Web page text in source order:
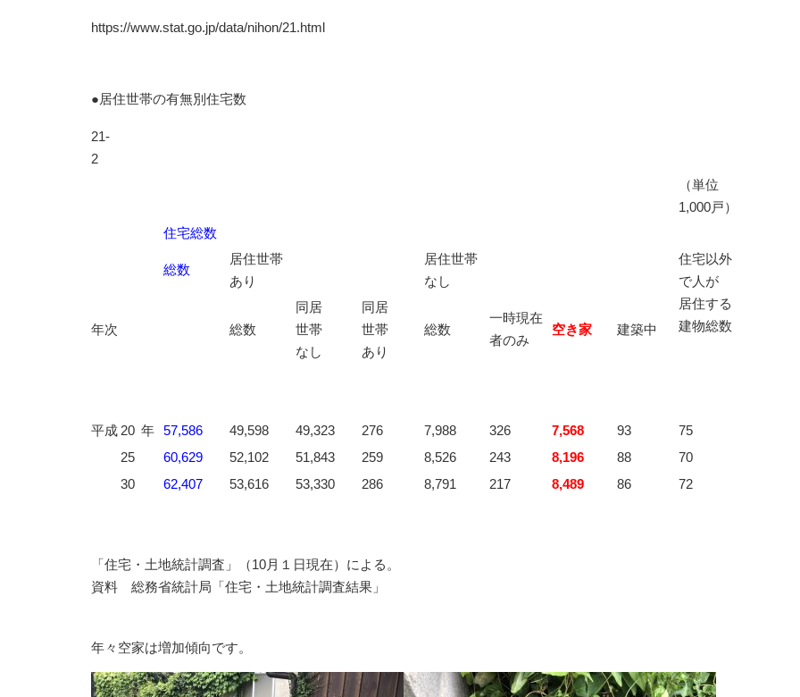
https://www.stat.go.jp/data/nihon/21.html
●居住世帯の有無別住宅数
21-
2
（単位
1,000戸）
住宅総数
住宅以外
で人が
居住する
建物総数
総数
居住世帯
あり
居住世帯
なし
年次 総数
同居
世帯
なし
同居
世帯
あり
総数
一時現在
者のみ
空き家 建築中
平成 20 年 57,586 49,598 49,323 276 7,988 326 7,568 93
75
25
60,629 52,102 51,843 259 8,526 243 8,196 88
70
30
62,407 53,616 53,330 286 8,791 217 8,489 86 72
「住宅・土地統計調査」（10月１日現在）による。
資料 総務省統計局「住宅・土地統計調査結果」
年々空家は増加傾向です。